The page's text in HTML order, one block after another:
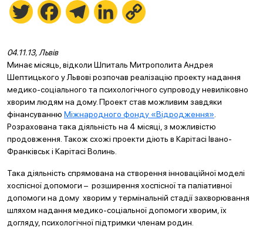
Twitter FacebookTelegramLinkedIn
04.11.13, Львів
Минає місяць, відколи Шпиталь Митрополита Андрея
Шептицького у Львові розпочав реалізацію проекту надання
медико-соціального та психологічного супроводу невиліковно
хворим людям на дому. Проект став можливим завдяки
фінансуванню Міжнародного фонду «Відродження»
Розрахована така діяльність на 4 місяці, з можливістю
продовження. Також схожі проекти діють в Карітасі Івано-
Франківськ і Карітасі Волинь.
Така діяльність спрямована на створення інноваційної моделі
хоспісної допомоги – розширення хоспісної та паліативної
допомоги на дому хворим у термінальній стадії захворювання
шляхом надання медико-соціальної допомоги хворим, їх
догляду, психологічної підтримки членам родин.